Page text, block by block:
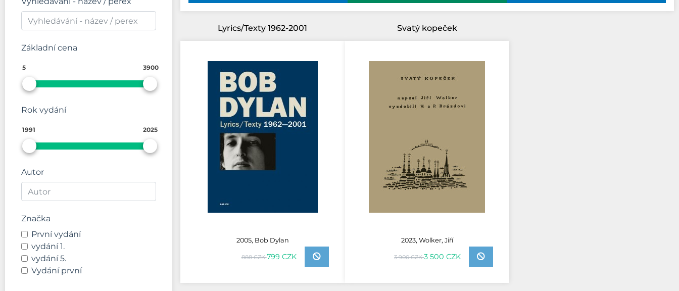
Základní cena
5 3900
Rok vydání
1991 2025
Autor
Značka
První vydání
vydání 1.
vydání 5.
Vydání první
Lyrics/Texty 1962-2001
2005, Bob Dylan
888 CZK799 CZK
Svatý kopeček
2023, Wolker, Jiří
3 900 CZK3 500 CZK